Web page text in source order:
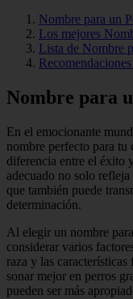
Nombre para un
Los mejores
Lista de Nombre
Nombre para
En el emocionante
nombre perfecto para tu
diferencia entre el éxito
adecuado no solo
que también puede
determinación.
Al elegir un nombre
considerar varios
raza y las
sonar mejor en perros
pueden ser más